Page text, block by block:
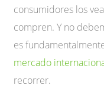
consumidores los
compren. Y no
es
mercado
recorrer.